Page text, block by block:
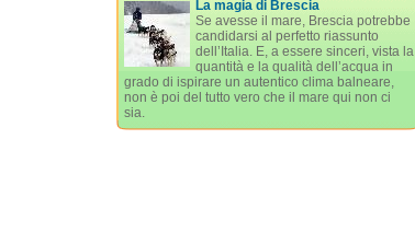
La magia di Brescia
Se avesse il mare, Brescia potrebbe
candidarsi al perfetto riassunto
dell’Italia. E, a essere sinceri, vista la
quantità e la qualità dell’acqua in
grado di ispirare un autentico clima balneare,
non è poi del tutto vero che il mare qui non ci
sia.